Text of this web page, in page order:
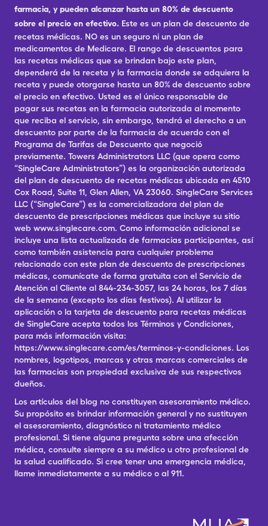
farmacia, y pueden alcanzar hasta un 80% de descuento
sobre el precio en efectivo. Este es un plan de descuento de
recetas médicas. NO es un seguro ni un plan de
medicamentos de Medicare. El rango de descuentos para
las recetas médicas que se brindan bajo este plan,
dependerá de la receta y la farmacia donde se adquiera la
receta y puede otorgarse hasta un 80% de descuento sobre
el precio en efectivo. Usted es el único responsable de
pagar sus recetas en la farmacia autorizada al momento
que reciba el servicio, sin embargo, tendrá el derecho a un
descuento por parte de la farmacia de acuerdo con el
Programa de Tarifas de Descuento que negoció
previamente. Towers Administrators LLC (que opera como
“SingleCare Administrators”) es la organización autorizada
del plan de descuento de recetas médicas ubicada en 4510
Cox Road, Suite 11, Glen Allen, VA 23060. SingleCare Services
LLC (“SingleCare”) es la comercializadora del plan de
descuento de prescripciones médicas que incluye su sitio
web www.singlecare.com. Como información adicional se
incluye una lista actualizada de farmacias participantes, así
como también asistencia para cualquier problema
relacionado con este plan de descuento de prescripciones
médicas, comunícate de forma gratuita con el Servicio de
Atención al Cliente al 844-234-3057, las 24 horas, los 7 días
de la semana (excepto los días festivos). Al utilizar la
aplicación o la tarjeta de descuento para recetas médicas
de SingleCare acepta todos los Términos y Condiciones,
para más información visita:
https://www.singlecare.com/es/terminos-y-condiciones. Los
nombres, logotipos, marcas y otras marcas comerciales de
las farmacias son propiedad exclusiva de sus respectivos
dueños.
Los artículos del blog no constituyen asesoramiento médico.
Su propósito es brindar información general y no sustituyen
el asesoramiento, diagnóstico ni tratamiento médico
profesional. Si tiene alguna pregunta sobre una afección
médica, consulte siempre a su médico u otro profesional de
la salud cualificado. Si cree tener una emergencia médica,
llame inmediatamente a su médico o al 911.